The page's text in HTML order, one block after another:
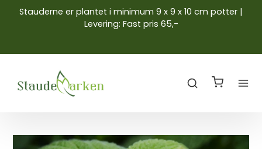
Stauderne er plantet i minimum 9 x 9 x 10 cm potter |
Levering: Fast pris 65,-